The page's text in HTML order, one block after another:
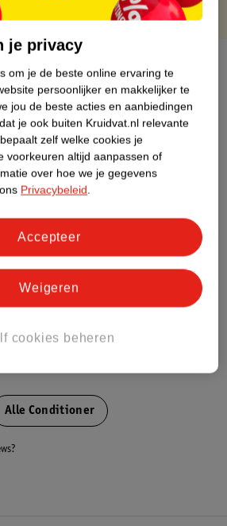
product heeft (nog) geen Nature
Impact Score.
Alle Conditioner
je privacy
om je de beste online ervaring te
persoonlijker en makkelijker te
jou de beste acties en aanbiedingen
je ook buiten Kruidvat.nl relevante
zelf welke cookies je
voorkeuren altijd aanpassen of
over hoe we je gegevens
Privacybeleid.
cookies beheren
Weigeren
Accepteer